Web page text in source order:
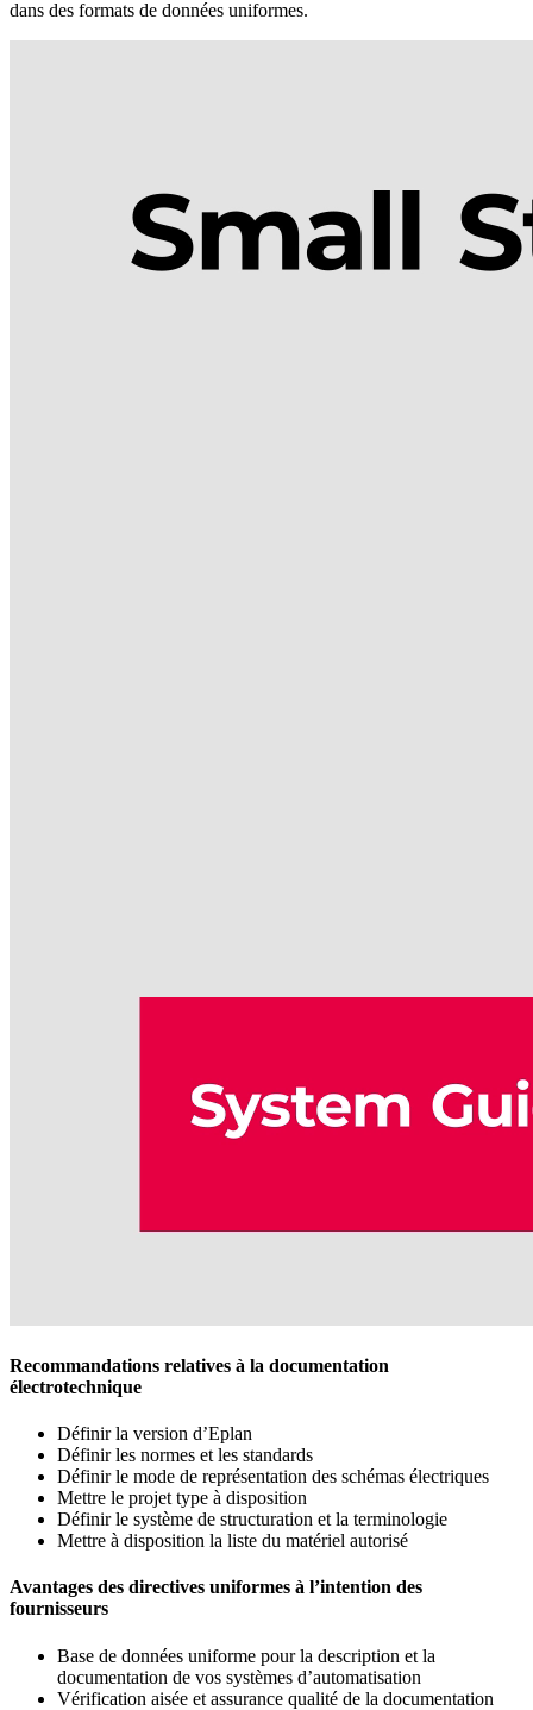
dans des formats de données uniformes.
Recommandations relatives à la documentation
électrotechnique
Définir la version d’Eplan
Définir les normes et les standards
Définir le mode de représentation des schémas électriques
Mettre le projet type à disposition
Définir le système de structuration et la terminologie
Mettre à disposition la liste du matériel autorisé
Avantages des directives uniformes à l’intention des
fournisseurs
Base de données uniforme pour la description et la
documentation de vos systèmes d’automatisation
Vérification aisée et assurance qualité de la documentation